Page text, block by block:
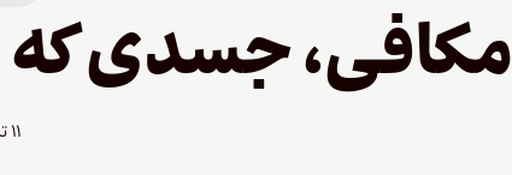
مکافی، جسدی که
۱۱ تیر ۱۴۰۱